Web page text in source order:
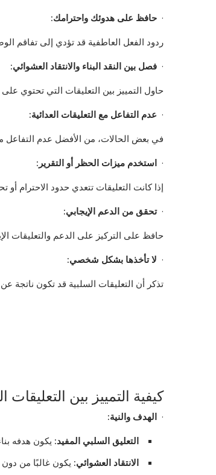
· حافظ على هدوئك واحترامك:
ردود الفعل العاطفية قد تؤدي إلى تفاقم
· فصل بين النقد البناء والانتقاد العشوائي:
حاول التمييز بين التعليقات التي تحتوي على
· عدم التفاعل مع التعليقات العدائية:
في بعض الحالات، من الأفضل عدم التفاعل
· استخدم ميزات الحظر أو التقرير :
إذا كانت التعليقات تتعدي حدود الاحترام
·تحقق من الدعم الإيجابي:
حافظ على التركيز على الدعم والتعليقات
· لا تأخذها بشكل شخصي:
تذكر أن التعليقات السلبية قد تكون
كيفية التمييز بين التعليقات
· الهدف والنية:
التعليق السلبي المفيد: يكون هدفه
الانتقاد العشوائي: يكون غالبًا من